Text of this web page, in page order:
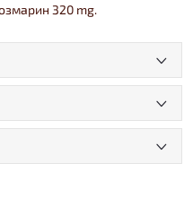
320 mg.